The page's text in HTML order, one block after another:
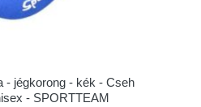
- jégkorong - kék - Cseh
- SPORTTEAM